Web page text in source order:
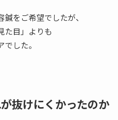
鍼をご希望でしたが、
た目」よりも
した。
抜けにくかったのか